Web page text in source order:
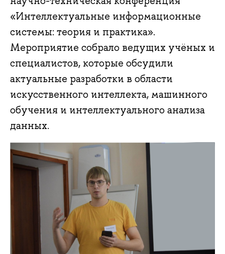
«Интеллектуальные информационные
системы: теория и практика».
Мероприятие собрало ведущих учёных и
специалистов, которые обсудили
актуальные разработки в области
искусственного интеллекта, машинного
обучения и интеллектуального анализа
данных.